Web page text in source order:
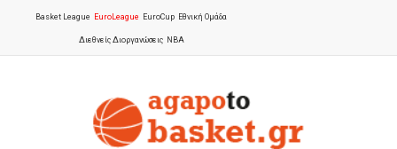
Basket League EuroLeague EuroCup Εθνική Ομάδα
Διεθνείς Διοργανώσεις NBA